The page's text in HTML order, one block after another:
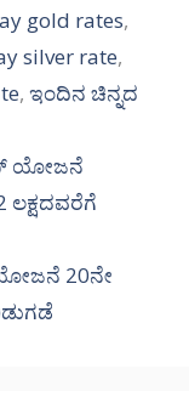
gold rates,
silver rate,
, ಇಂದಿನ ಚಿನ್ನದ
ಯೋಜನೆ
ಲಕ್ಷದವರೆಗೆ
20ನೇ